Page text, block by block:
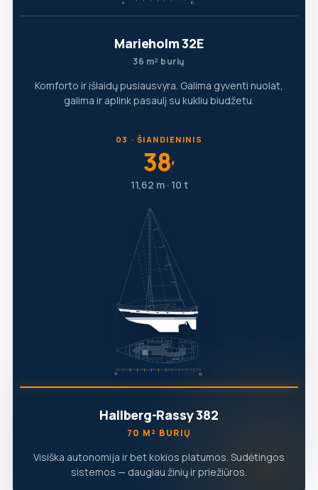
Marieholm 32E
36 m² burių
Komforto ir išlaidų pusiausvyra. Galima gyventi nuolat,
galima ir aplink pasaulį su kukliu biudžetu.
03 · ŠIANDIENINIS
38′
11,62 m · 10 t
Hallberg-Rassy 382
70 M² BURIŲ
Visiška autonomija ir bet kokios platumos. Sudėtingos
sistemos — daugiau žinių ir priežiūros.